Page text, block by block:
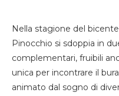
Nella stagione del
Pinocchio si sdoppia in
complementari, fruibili
unica per incontrare il
animato dal sogno di